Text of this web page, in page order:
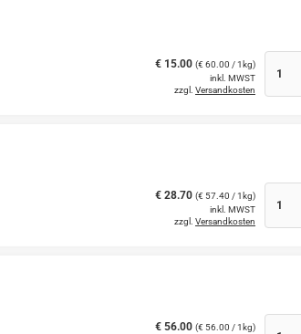
€ 15.00 (€ 60.00 / 1kg)
inkl. MWST
zzgl. Versandkosten
€ 28.70 (€ 57.40 / 1kg)
inkl. MWST
zzgl. Versandkosten
€ 56.00 (€ 56.00 / 1kg)